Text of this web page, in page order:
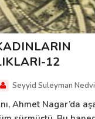
12
Seyyid Suleyman Nedvi
Ahmet Nagar’da